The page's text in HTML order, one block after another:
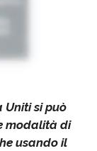
Uniti si può
modalità di
usando il